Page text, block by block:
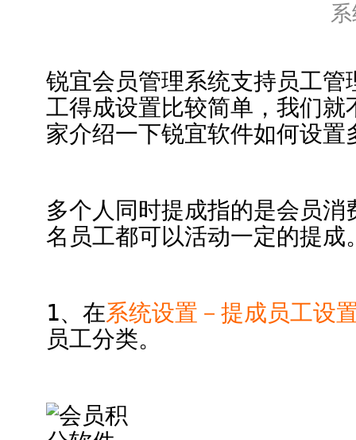
锐宜会员管理系统支持员工
工得成设置比较简单，我们
家介绍一下锐宜软件如何设置
多个人同时提成指的是会员
名员工都可以活动一定的提成
1、在系统设置－提成员工设
员工分类。